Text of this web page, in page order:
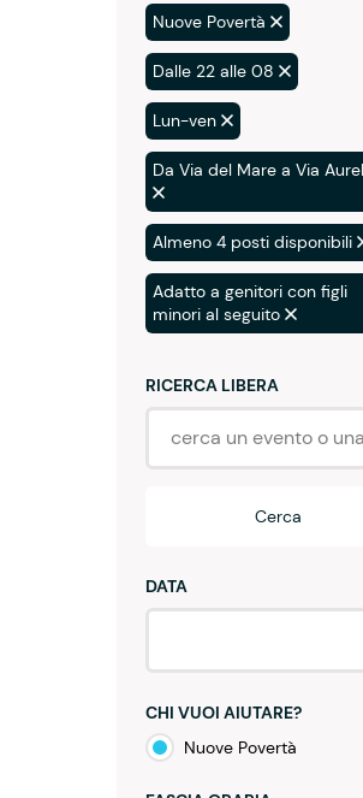
Nuove Povertà
Dalle 22 alle 08
Lun-ven
Da Via del Mare a Via
Almeno 4 posti disponibili
Adatto a genitori con figli
minori al seguito
RICERCA LIBERA
Cerca
DATA
CHI VUOI AIUTARE?
Nuove Povertà